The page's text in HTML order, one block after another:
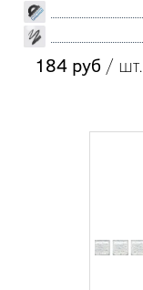
184 руб / шт.